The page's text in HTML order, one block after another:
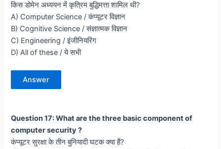
किस डोमेन अध्ययन में कृत्रिम बुद्धिमत्ता शामिल थी?
A) Computer Science / कंप्यूटर विज्ञान
B) Cognitive Science / संज्ञात्मक विज्ञान
C) Engineering / इंजीनियरिंग
D) All of these / ये सभी
Answer
Question 17: What are the three basic component of
computer security ?
कंप्यूटर सुरक्षा के तीन बुनियादी घटक क्या हैं?